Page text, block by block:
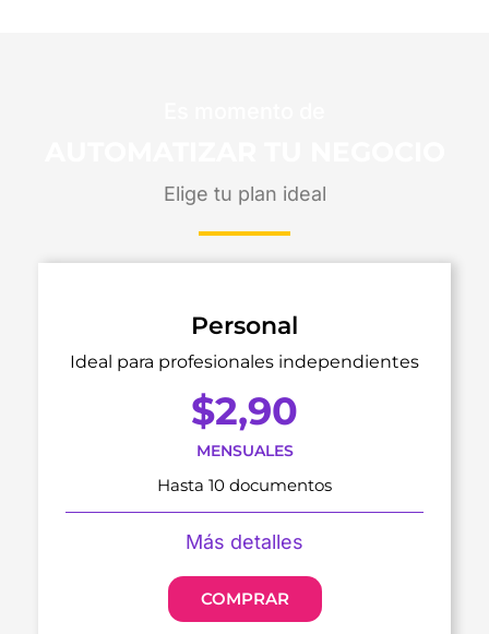
Elige tu plan ideal
Personal
Ideal para profesionales independientes
$2,90
MENSUALES
Hasta 10 documentos
Más detalles
COMPRAR